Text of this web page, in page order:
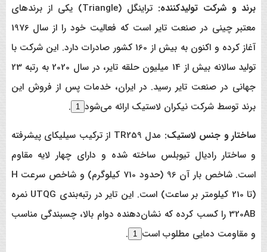
برند و شرکت تولیدکننده:
تراینگل (Triangle) یکی از برندهای
معتبر چینی در صنعت تایر است که فعالیت خود را از سال 1976
آغاز کرده و اکنون به بیش از 160 کشور صادرات دارد. این شرکت با
تولید سالانه بیش از 14 میلیون حلقه تایر، در سال 2020 به رتبه 23
جهانی در صنعت تایر رسید. در ایران، خدمات پس از فروش این
برند توسط شرکت نیکران لاستیک ارائه می‌شود
1
.
ساختار و جنس لاستیک:
مدل TR259 از ترکیب سیلیکای پیشرفته
و ساختار رادیال تیوبلس ساخته شده و دارای چهار لایه مقاوم
است. شاخص بار آن 96 (حدود 710 کیلوگرم) و شاخص سرعت H
(تا 210 کیلومتر بر ساعت) است. این تایر در رتبه‌بندی UTQG نمره
320AB را کسب کرده که نشان‌دهنده دوام بالا، چسبندگی مناسب
و مقاومت دمایی مطلوب است 1
.